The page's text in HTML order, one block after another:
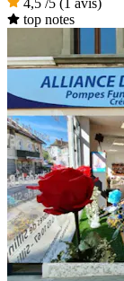
4,5 /5 (1 avis)
top notes